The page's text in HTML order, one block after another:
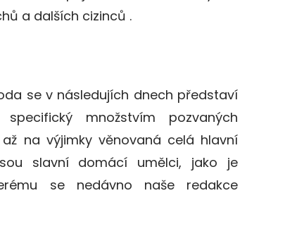
a dalších cizinců .
se v následujích dnech představí
množstvím pozvaných
na výjimky věnovaná celá hlavní
slavní domácí umělci, jako je
se nedávno naše redakce